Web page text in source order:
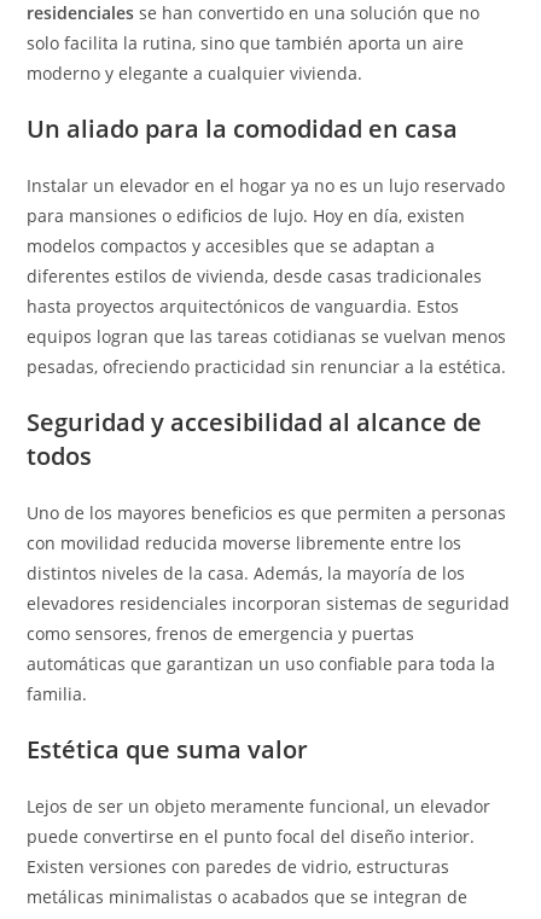
residenciales se han convertido en una solución que no
solo facilita la rutina, sino que también aporta un aire
moderno y elegante a cualquier vivienda.
Un aliado para la comodidad en casa
Instalar un elevador en el hogar ya no es un lujo reservado
para mansiones o edificios de lujo. Hoy en día, existen
modelos compactos y accesibles que se adaptan a
diferentes estilos de vivienda, desde casas tradicionales
hasta proyectos arquitectónicos de vanguardia. Estos
equipos logran que las tareas cotidianas se vuelvan menos
pesadas, ofreciendo practicidad sin renunciar a la estética.
Seguridad y accesibilidad al alcance de
todos
Uno de los mayores beneficios es que permiten a personas
con movilidad reducida moverse libremente entre los
distintos niveles de la casa. Además, la mayoría de los
elevadores residenciales incorporan sistemas de seguridad
como sensores, frenos de emergencia y puertas
automáticas que garantizan un uso confiable para toda la
familia.
Estética que suma valor
Lejos de ser un objeto meramente funcional, un elevador
puede convertirse en el punto focal del diseño interior.
Existen versiones con paredes de vidrio, estructuras
metálicas minimalistas o acabados que se integran de